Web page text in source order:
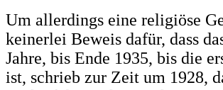
Um allerdings eine religiöse
keinerlei Beweis dafür, dass
Jahre, bis Ende 1935, bis die
ist, schrieb zur Zeit um 1928,